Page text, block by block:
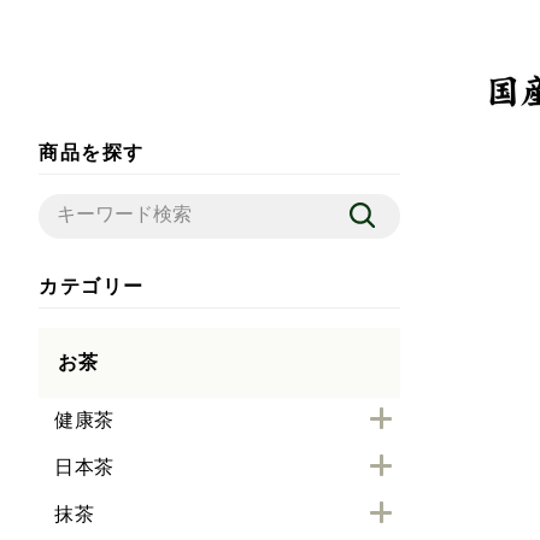
商品を探す
カテゴリー
お茶
健康茶
日本茶
抹茶